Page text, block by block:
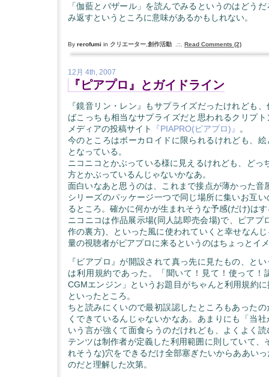
「伽藍とバザール」を読んでみるというのはどう
み返すというところに意味があるかもしれない。
By rerofumi in クリエーター 創作活動 .::. Read Comments (2)
12月 4th, 2007
『ピアプロ』とガイドライン
『鏡音リン・レン』もサプライズだったけれども
ばこっちも相当なサプライズだと思われるクリプ
メディアの投稿サイト
『PIAPRO(ピアプロ)』
。
今のところはボーカロイドに限られるけれども、
となっている。
ニコニコとかぶっている様に見えるけれども、どっ
方とかぶっているんじゃないかなあ。
面白いなあと思うのは、これまで接点が薄かった音
シリーズのパッケージ一つで同じ場所に集いお互
るところ。確かに何かが生まれそうな予感(だけ)は
ニコニコは作品展示場(同人誌即売会場)で、ピアプ
作の裏方)、といった風に使われていくと幸せなん
量の視聴者がピアプロに来るというのはちょっとイ
『ピアプロ』が開設されて真っ先に見たもの、と
は利用規約であった。「聞いて！見て！使って！
CGMエンジン」というお題目がちゃんと利用規約
といったところ。
ちと読みにくいので最初誤認したところもあった
くできているんじゃないかなあ。あまりにも「当
いう言が強くて面食らうのだけれども、よくよく
テンツは制作者が定義した利用範囲に則していて、
れそうな)穴をできるだけ全部塞ぎたいからああい
のだと理解した次第。